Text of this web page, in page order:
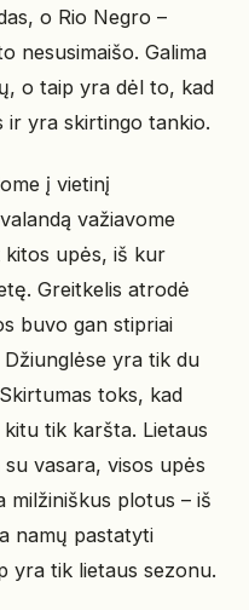
o Rio Negro –
nesusimaišo. Galima
o taip yra dėl to, kad
ir yra skirtingo tankio.
į vietinį
važiavome
kitos upės, iš kur
Greitkelis atrodė
buvo gan stipriai
yra tik du
toks, kad
tik karšta. Lietaus
vasara, visos upės
milžiniškus plotus – iš
namų pastatyti
yra tik lietaus sezonu.